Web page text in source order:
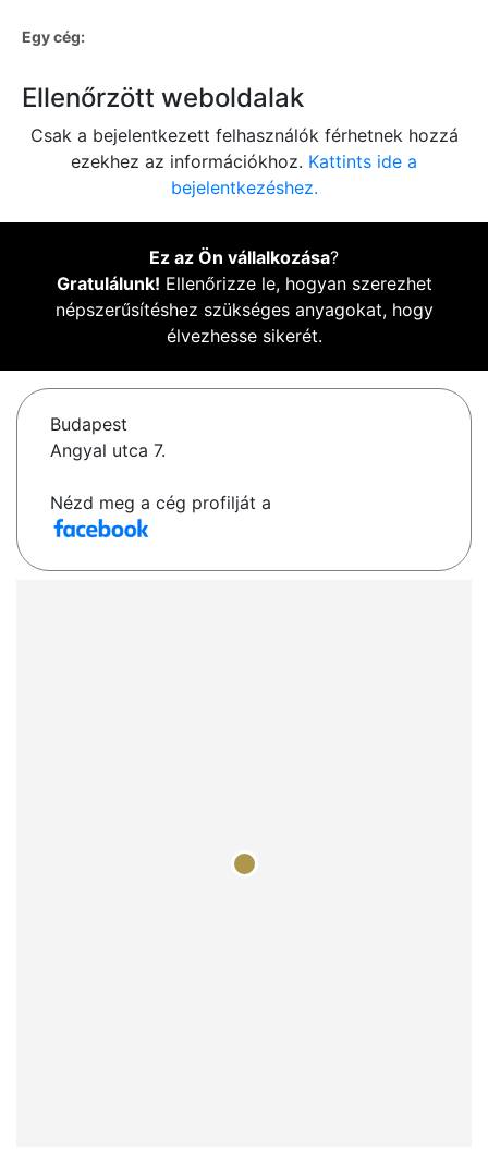
Egy cég:
Ellenőrzött weboldalak
Csak a bejelentkezett felhasználók férhetnek hozzá
ezekhez az információkhoz. Kattints ide a
bejelentkezéshez.
Ez az Ön vállalkozása?
Gratulálunk! Ellenőrizze le, hogyan szerezhet
népszerűsítéshez szükséges anyagokat, hogy
élvezhesse sikerét.
Budapest
Angyal utca 7.
Nézd meg a cég profilját a